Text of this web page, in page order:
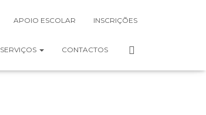
APOIO ESCOLAR INSCRIÇÕES
SERVIÇOS CONTACTOS